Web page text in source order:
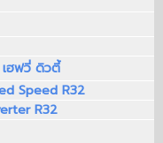
เฮฟวี่ ดิวตี้
Speed R32
R32